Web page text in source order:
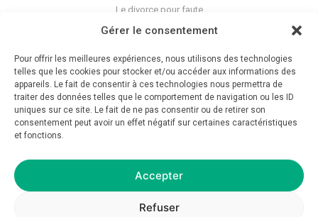
Gérer le consentement
Pour offrir les meilleures expériences, nous utilisons des technologies
telles que les cookies pour stocker et/ou accéder aux informations des
appareils. Le fait de consentir à ces technologies nous permettra de
traiter des données telles que le comportement de navigation ou les ID
uniques sur ce site. Le fait de ne pas consentir ou de retirer son
consentement peut avoir un effet négatif sur certaines caractéristiques
et fonctions.
Accepter
Refuser
Le divorce pour faute
Le divorce accepté
La séparation de corps
Les violences conjugales
Le blog du cabinet
Glossaire
Déontologie
Politique de confidentialité